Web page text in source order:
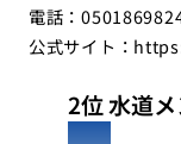
電話：
公式サイト：
2位 水道